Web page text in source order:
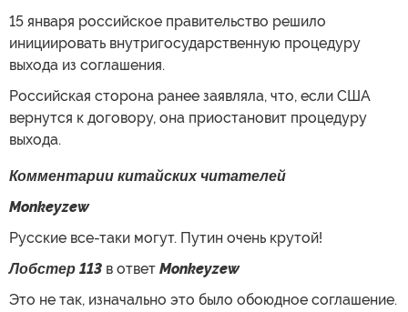
15 января российское правительство решило
инициировать внутригосударственную процедуру
выхода из соглашения.
Российская сторона ранее заявляла, что, если США
вернутся к договору, она приостановит процедуру
выхода.
Комментарии китайских читателей
Monkeyzew
Русские все-таки могут. Путин очень крутой!
Лобстер 113 в ответ Monkeyzew
Это не так, изначально это было обоюдное соглашение.